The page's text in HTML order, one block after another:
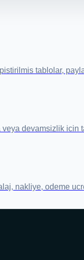
tablolar,
devamsizlik icin
nakliye, odeme